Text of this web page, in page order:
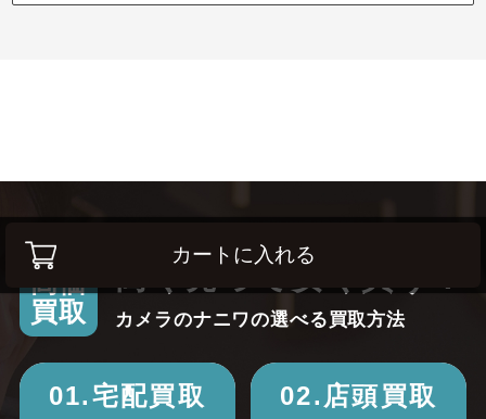
カートに入れる
高価
買取
カメラのナニワの選べる買取方法
01.宅配買取 02.店頭買取